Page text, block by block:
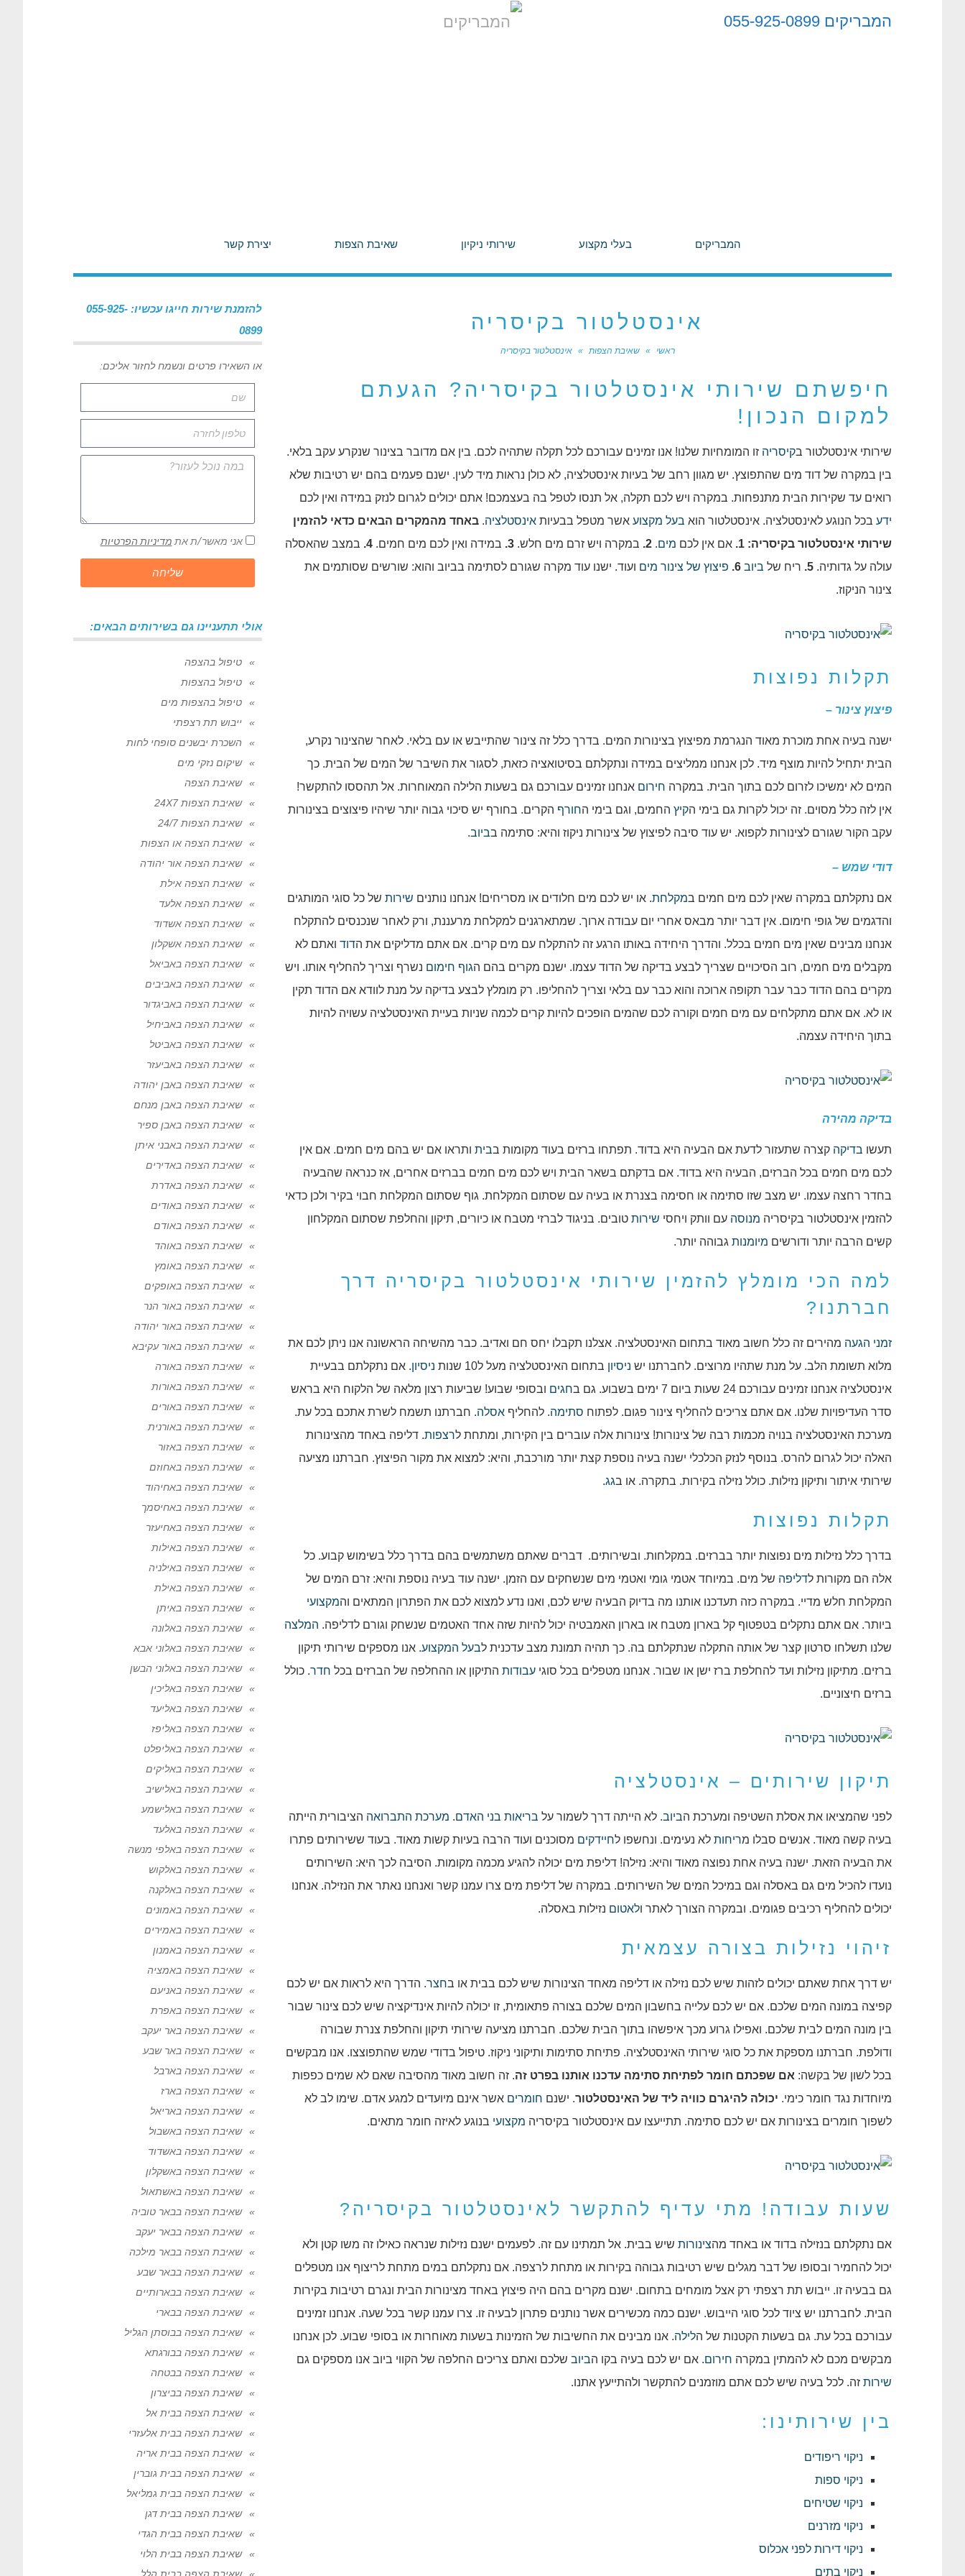
המבריקים 055-925-0899
המבריקים בעלי מקצוע שירותי ניקיון שאיבת הצפות יצירת קשר
אינסטלטור בקיסריה
ראשי » שאיבת הצפות » אינסטלטור בקיסריה
חיפשתם שירותי אינסטלטור בקיסריה? הגעתם
למקום הנכון!
שירותי אינסטלטור בקיסריה זו המומחיות שלנו! אנו זמינים עבורכם לכל תקלה שתהיה לכם. בין אם מדובר בצינור שנקרע עקב בלאי.
בין במקרה של דוד מים שהתפוצץ. יש מגוון רחב של בעיות אינסטלציה, לא כולן נראות מיד לעין. ישנם פעמים בהם יש רטיבות שלא
רואים עד שקירות הבית מתנפחות. במקרה ויש לכם תקלה, אל תנסו לטפל בה בעצמכם! אתם יכולים לגרום לנזק במידה ואין לכם
ידע בכל הנוגע לאינסטלציה. אינסטלטור הוא בעל מקצוע אשר מטפל בבעיות אינסטלציה. באחד מהמקרים הבאים כדאי להזמין
שירותי אינסטלטור בקיסריה: 1. אם אין לכם מים.
2. במקרה ויש זרם מים חלש. 3. במידה ואין לכם מים חמים. 4. במצב שהאסלה
עולה על גדותיה. 5. ריח של ביוב 6. פיצוץ של צינור מים ועוד. ישנו עוד מקרה שגורם לסתימה בביוב והוא: שורשים שסותמים את
צינור הניקוז.
תקלות נפוצות
פיצוץ צינור –
ישנה בעיה אחת מוכרת מאוד הנגרמת מפיצוץ בצינורות המים. בדרך כלל זה צינור שהתייבש או עם בלאי. לאחר שהצינור נקרע,
הבית יתחיל להיות מוצף מיד. לכן אנחנו ממליצים במידה ונתקלתם בסיטואציה כזאת, לסגור את השיבר של המים של הבית. כך
המים לא ימשיכו לזרום לכם בתוך הבית. במקרה חירום אנחנו זמינים עבורכם גם בשעות הלילה המאוחרות. אל תהססו להתקשר!
אין לזה כלל מסוים. זה יכול לקרות גם בימי הקיץ החמים, וגם בימי החורף הקרים. בחורף יש סיכוי גבוה יותר שיהיו פיצוצים בצינורות
עקב הקור שגורם לצינורות לקפוא. יש עוד סיבה לפיצוץ של צינורות ניקוז והיא: סתימה בביוב.
דודי שמש –
אם נתקלתם במקרה שאין לכם מים חמים במקלחת. או יש לכם מים חלודים או מסריחים! אנחנו נותנים שירות של כל סוגי המותגים
והדגמים של גופי חימום. אין דבר יותר מבאס אחרי יום עבודה ארוך. שמתארגנים למקלחת מרעננת, ורק לאחר שנכנסים להתקלח
אנחנו מבינים שאין מים חמים בכלל. והדרך היחידה באותו הרגע זה להתקלח עם מים קרים. אם אתם מדליקים את הדוד ואתם לא
מקבלים מים חמים, רוב הסיכויים שצריך לבצע בדיקה של הדוד עצמו. ישנם מקרים בהם הגוף חימום נשרף וצריך להחליף אותו. ויש
מקרים בהם הדוד כבר עבר תקופה ארוכה והוא כבר עם בלאי וצריך להחליפו. רק מומלץ לבצע בדיקה על מנת לוודא אם הדוד תקין
או לא. אם אתם מתקלחים עם מים חמים וקורה לכם שהמים הופכים להיות קרים לכמה שניות בעיית האינסטלציה עשויה להיות
בתוך היחידה עצמה.
בדיקה מהירה
תעשו בדיקה קצרה שתעזור לדעת אם הבעיה היא בדוד. תפתחו ברזים בעוד מקומות בבית ותראו אם יש בהם מים חמים. אם אין
לכם מים חמים בכל הברזים, הבעיה היא בדוד. אם בדקתם בשאר הבית ויש לכם מים חמים בברזים אחרים, אז כנראה שהבעיה
בחדר רחצה עצמו. יש מצב שזו סתימה או חסימה בצנרת או בעיה עם שסתום המקלחת. גוף שסתום המקלחת חבוי בקיר ולכן כדאי
להזמין אינסטלטור בקיסריה מנוסה עם וותק ויחסי שירות טובים. בניגוד לברזי מטבח או כיורים, תיקון והחלפת שסתום המקלחון
קשים הרבה יותר ודורשים מיומנות גבוהה יותר.
למה הכי מומלץ להזמין שירותי אינסטלטור בקיסריה דרך
חברתנו?
זמני הגעה מהירים זה כלל חשוב מאוד בתחום האינסטלציה. אצלנו תקבלו יחס חם ואדיב. כבר מהשיחה הראשונה אנו ניתן לכם את
מלוא תשומת הלב. על מנת שתהיו מרוצים. לחברתנו יש ניסיון בתחום האינסטלציה מעל ל10 שנות ניסיון. אם נתקלתם בבעיית
אינסטלציה אנחנו זמינים עבורכם 24 שעות ביום 7 ימים בשבוע. גם ב
חגים ובסופי שבוע! שביעות רצון מלאה של הלקוח היא בראש
סדר העדיפויות שלנו. אם אתם צריכים להחליף צינור פגום. לפתוח סתימה. להחליף אסלה. חברתנו תשמח לשרת אתכם בכל עת.
מערכת האינסטלציה בנויה מכמות רבה של צינורות! צינורות אלה עוברים בין הקירות, ומתחת לרצפות. דליפה באחד מהצינורות
האלה יכול לגרום להרס. בנוסף לנזק הכלכלי ישנה בעיה נוספת קצת יותר מורכבת, והיא: למצוא את מקור הפיצוץ. חברתנו מציעה
שירותי איתור ותיקון נזילות. כולל נזילה בקירות. בתקרה. או בגג.
תקלות נפוצות
בדרך כלל נזילות מים נפוצות יותר בברזים. במקלחות. ובשירותים. דברים שאתם משתמשים בהם בדרך כלל בשימוש קבוע. כל
אלה הם מקורות לדליפה של מים. במיוחד אטמי גומי ואטמי מים שנשחקים עם הזמן. ישנה עוד בעיה נוספת והיא: זרם המים של
המקלחת חלש מדיי. במקרה כזה תעדכנו אותנו מה בדיוק הבעיה שיש לכם, ואנו נדע למצוא לכם את הפתרון המתאים והמקצועי
ביותר. אם אתם נתקלים בטפטוף קל בארון מטבח או בארון האמבטיה יכול להיות שזה אחד האטמים שנשחק וגורם לדליפה. המלצה
שלנו תשלחו סרטון קצר של אותה התקלה שנתקלתם בה. כך תהיה תמונת מצב עדכנית לבעל המקצוע. אנו מספקים שירותי תיקון
ברזים. מתיקון נזילות ועד להחלפת ברז ישן או שבור. אנחנו מטפלים בכל סוגי עבודות התיקון או ההחלפה של הברזים בכל חדר. כולל
ברזים חיצוניים.
תיקון שירותים – אינסטלציה
לפני שהמציאו את אסלת השטיפה ומערכת הביוב. לא הייתה דרך לשמור על בריאות בני האדם. מערכת התברואה הציבורית הייתה
בעיה קשה מאוד. אנשים סבלו מריחות לא נעימים. ונחשפו לחיידקים מסוכנים ועוד הרבה בעיות קשות מאוד. בעוד ששירותים פתרו
את הבעיה הזאת. ישנה בעיה אחת נפוצה מאוד והיא: נזילה! דליפת מים יכולה להגיע מכמה מקומות. הסיבה לכך היא: השירותים
נועדו להכיל מים גם באסלה וגם במיכל המים של השירותים. במקרה של דליפת מים צרו עמנו קשר ואנחנו נאתר את הנזילה. אנחנו
יכולים להחליף רכיבים פגומים. ובמקרה הצורך לאתר ולאטום נזילות באסלה.
זיהוי נזילות בצורה עצמאית
יש דרך אחת שאתם יכולים לזהות שיש לכם נזילה או דליפה מאחד הצינורות שיש לכם בבית או בחצר. הדרך היא לראות אם יש לכם
קפיצה במונה המים שלכם. אם יש לכם עלייה בחשבון המים שלכם בצורה פתאומית, זו יכולה להיות אינדיקציה שיש לכם צינור שבור
בין מונה המים לבית שלכם. ואפילו גרוע מכך איפשהו בתוך הבית שלכם. חברתנו מציעה שירותי תיקון והחלפת צנרת שבורה
ודולפת. חברתנו מספקת את כל סוגי שירותי האינסטלציה. פתיחת סתימות ותיקוני ניקוז. טיפול בדודי שמש שהתפוצצו. אנו מבקשים
בכל לשון של בקשה: אם שפכתם חומר לפתיחת סתימה עדכנו אותנו בפרט זה. זה חשוב מאוד מהסיבה שאם לא שמים כפפות
מיוחדות נגד חומר כימי. יכולה להיגרם כוויה ליד של האינסטלטור. ישנם חומרים אשר אינם מיועדים למגע אדם. שימו לב לא
לשפוך חומרים בצינורות אם יש לכם סתימה. תתייעצו עם אינסטלטור בקיסריה מקצועי בנוגע לאיזה חומר מתאים.
שעות עבודה! מתי עדיף להתקשר לאינסטלטור בקיסריה?
אם נתקלתם בנזילה בדוד או באחד מהצינורות שיש בבית. אל תמתינו עם זה. לפעמים ישנם נזילות שנראה כאילו זה משו קטן ולא
יכול להחמיר ובסופו של דבר מגלים שיש רטיבות גבוהה בקירות או מתחת לרצפה. אם נתקלתם במים מתחת לריצוף אנו מטפלים
גם בבעיה זו. ייבוש תת רצפתי רק אצל מומחים בתחום. ישנם מקרים בהם היה פיצוץ באחד מצינורות הבית ונגרם רטיבות בקירות
הבית. לחברתנו יש ציוד לכל סוגי הייבוש. ישנם כמה מכשירים אשר נותנים פתרון לבעיה זו. צרו עמנו קשר בכל שעה. אנחנו זמינים
עבורכם בכל עת. גם בשעות הקטנות של הלילה. אנו מבינים את החשיבות של הזמינות בשעות מאוחרות או בסופי שבוע. לכן אנחנו
מבקשים מכם לא להמתין במקרה חירום. אם יש לכם בעיה בקו הביוב שלכם ואתם צריכים החלפה של הקווי ביוב אנו מספקים גם
שירות זה. לכל בעיה שיש לכם אתם מוזמנים להתקשר ולהתייעץ אתנו.
בין שירותינו:
ניקוי ריפודים
ניקוי ספות
ניקוי שטיחים
ניקוי מזרנים
ניקוי דירות לפני אכלוס
ניקוי בתים
להזמנת שירות חייגו עכשיו: 055-925-
0899
או השאירו פרטים ונשמח לחזור אליכם:
אני מאשר/ת את מדיניות הפרטיות
שליחה
אולי תתעניינו גם בשירותים הבאים:
טיפול בהצפה
טיפול בהצפות
טיפול בהצפות מים
ייבוש תת רצפתי
השכרת יבשנים סופחי לחות
שיקום נזקי מים
שאיבת הצפה
שאיבת הצפות 24X7
שאיבת הצפות 24/7
שאיבת הצפה או הצפות
שאיבת הצפה אור יהודה
שאיבת הצפה אילת
שאיבת הצפה אלעד
שאיבת הצפה אשדוד
שאיבת הצפה אשקלון
שאיבת הצפה באביאל
שאיבת הצפה באביבים
שאיבת הצפה באביגדור
שאיבת הצפה באביחיל
שאיבת הצפה באביטל
שאיבת הצפה באביעזר
שאיבת הצפה באבן יהודה
שאיבת הצפה באבן מנחם
שאיבת הצפה באבן ספיר
שאיבת הצפה באבני איתן
שאיבת הצפה באדירים
שאיבת הצפה באדרת
שאיבת הצפה באודים
שאיבת הצפה באודם
שאיבת הצפה באוהד
שאיבת הצפה באומץ
שאיבת הצפה באופקים
שאיבת הצפה באור הנר
שאיבת הצפה באור יהודה
שאיבת הצפה באור עקיבא
שאיבת הצפה באורה
שאיבת הצפה באורות
שאיבת הצפה באורים
שאיבת הצפה באורנית
שאיבת הצפה באזור
שאיבת הצפה באחוזם
שאיבת הצפה באחיהוד
שאיבת הצפה באחיסמך
שאיבת הצפה באחיעזר
שאיבת הצפה באילות
שאיבת הצפה באילניה
שאיבת הצפה באילת
שאיבת הצפה באיתן
שאיבת הצפה באלונה
שאיבת הצפה באלוני אבא
שאיבת הצפה באלוני הבשן
שאיבת הצפה באליכין
שאיבת הצפה באליעד
שאיבת הצפה באליפז
שאיבת הצפה באליפלט
שאיבת הצפה באליקים
שאיבת הצפה באלישיב
שאיבת הצפה באלישמע
שאיבת הצפה באלעד
שאיבת הצפה באלפי מנשה
שאיבת הצפה באלקוש
שאיבת הצפה באלקנה
שאיבת הצפה באמונים
שאיבת הצפה באמירים
שאיבת הצפה באמנון
שאיבת הצפה באמציה
שאיבת הצפה באניעם
שאיבת הצפה באפרת
שאיבת הצפה באר יעקב
שאיבת הצפה באר שבע
שאיבת הצפה בארבל
שאיבת הצפה בארז
שאיבת הצפה באריאל
שאיבת הצפה באשבול
שאיבת הצפה באשדוד
שאיבת הצפה באשקלון
שאיבת הצפה באשתאול
שאיבת הצפה בבאר טוביה
שאיבת הצפה בבאר יעקב
שאיבת הצפה בבאר מילכה
שאיבת הצפה בבאר שבע
שאיבת הצפה בבארותיים
שאיבת הצפה בבארי
שאיבת הצפה בבוסתן הגליל
שאיבת הצפה בבורגתא
שאיבת הצפה בבטחה
שאיבת הצפה בביצרון
שאיבת הצפה בבית אל
שאיבת הצפה בבית אלעזרי
שאיבת הצפה בבית אריה
שאיבת הצפה בבית גוברין
שאיבת הצפה בבית גמליאל
שאיבת הצפה בבית דגן
שאיבת הצפה בבית הגדי
שאיבת הצפה בבית הלוי